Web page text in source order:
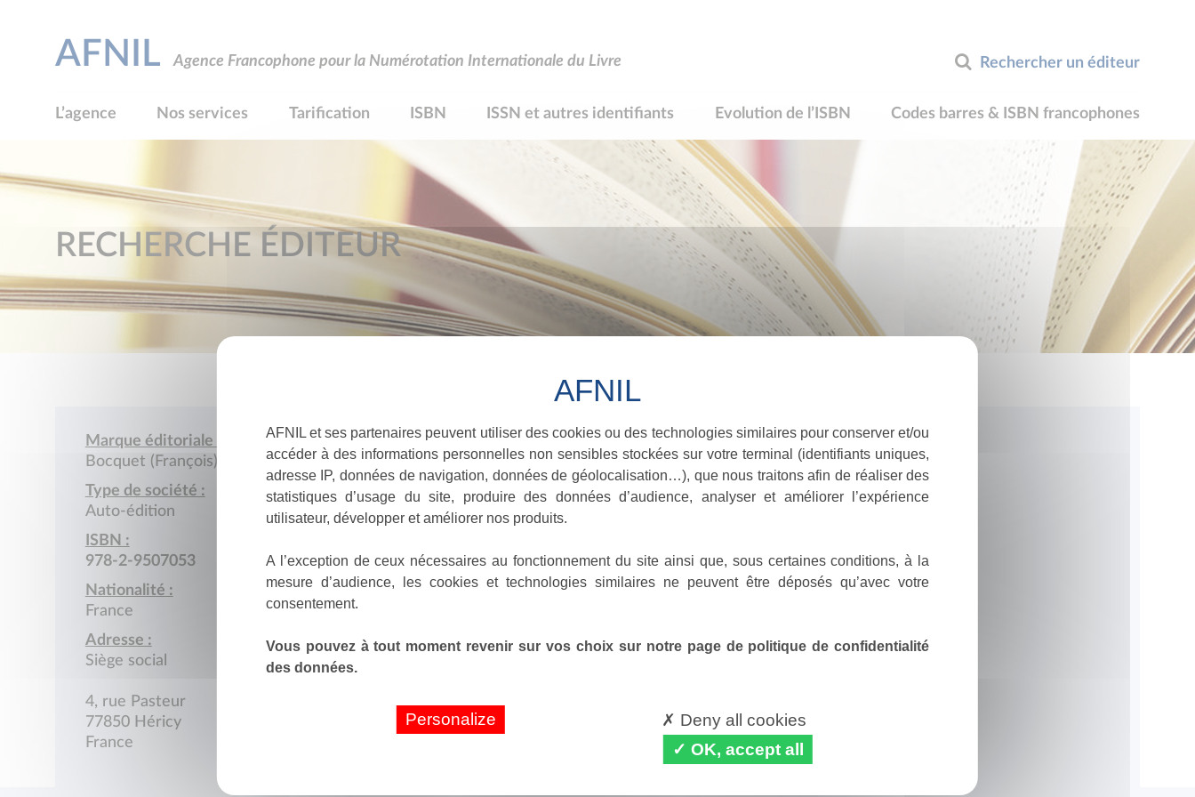
Rechercher un éditeur
AFNIL Agence Francophone pour la Numérotation Internationale du Livre
L’agence Nos services Tarification ISBN ISSN et autres identifiants Evolution de l’ISBN Codes barres & ISBN francophones
RECHERCHE ÉDITEUR
Marque éditoriale :
Bocquet (François)
Type de société :
Auto-édition
ISBN :
978-2-9507053
Nationalité :
France
Adresse :
Siège social
4, rue Pasteur
77850 Héricy
France
AFNIL et ses partenaires peuvent utiliser des cookies ou des technologies similaires pour conserver et/ou
accéder à des informations personnelles non sensibles stockées sur votre terminal (identifiants uniques,
adresse IP, données de navigation, données de géolocalisation…), que nous traitons afin de réaliser des
statistiques d’usage du site, produire des données d’audience, analyser et améliorer l’expérience
utilisateur, développer et améliorer nos produits.
A l’exception de ceux nécessaires au fonctionnement du site ainsi que, sous certaines conditions, à la
mesure d’audience, les cookies et technologies similaires ne peuvent être déposés qu’avec votre
consentement.
Vous pouvez à tout moment revenir sur vos choix sur notre page de politique de confidentialité
des données.
Personalize
Deny all cookies
OK, accept all